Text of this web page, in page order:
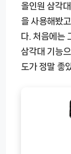
올인원 삼각
을 사용해봤
다. 처음에는
삼각대 기능
도가 정말 좋